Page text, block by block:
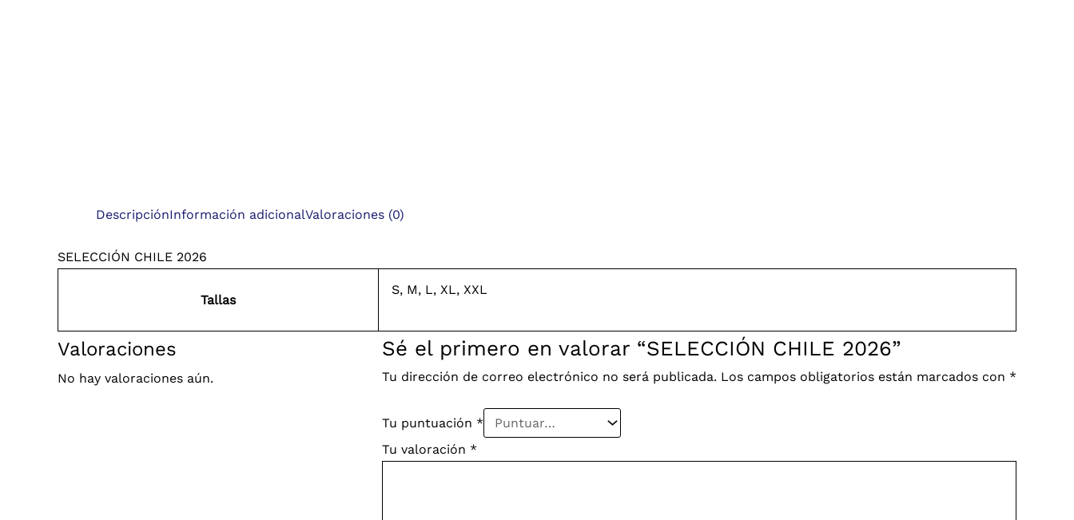
DescripciónInformación adicionalValoraciones (0)
SELECCIÓN CHILE 2026
Tallas
S, M, L, XL, XXL
Valoraciones
No hay valoraciones aún.
Sé el primero en valorar “SELECCIÓN CHILE 2026”
Tu dirección de correo electrónico no será publicada. Los campos obligatorios están marcados con *
Tu puntuación *
Tu valoración *